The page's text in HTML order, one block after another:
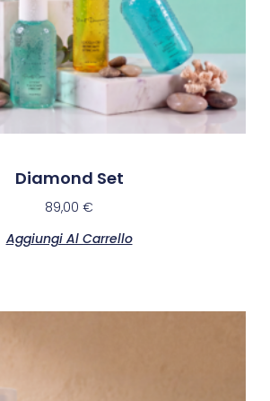
Diamond Set
89,00 €
Aggiungi Al Carrello